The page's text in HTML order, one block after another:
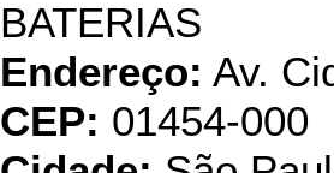
BATERIAS
Endereço: Av.
CEP: 01454-000